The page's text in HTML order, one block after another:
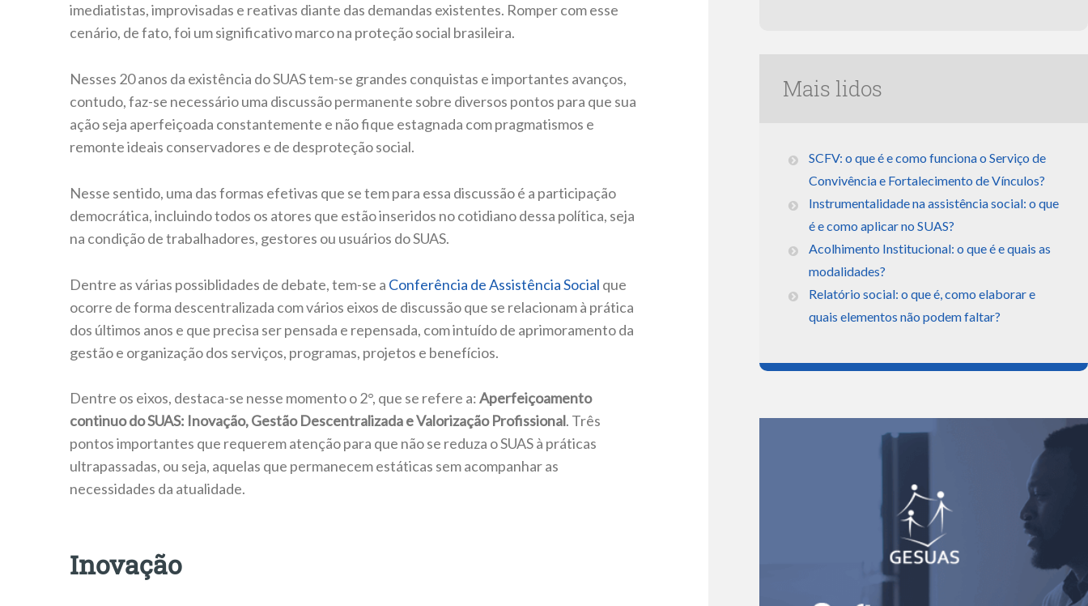
imediatistas, improvisadas e reativas diante das demandas existentes. Romper com esse
cenário, de fato, foi um significativo marco na proteção social brasileira.
Nesses 20 anos da existência do SUAS tem-se grandes conquistas e importantes avanços,
contudo, faz-se necessário uma discussão permanente sobre diversos pontos para que sua
ação seja aperfeiçoada constantemente e não fique estagnada com pragmatismos e
remonte ideais conservadores e de desproteção social.
Nesse sentido, uma das formas efetivas que se tem para essa discussão é a participação
democrática, incluindo todos os atores que estão inseridos no cotidiano dessa política, seja
na condição de trabalhadores, gestores ou usuários do SUAS.
Dentre as várias possiblidades de debate, tem-se a Conferência de Assistência Social que
ocorre de forma descentralizada com vários eixos de discussão que se relacionam à prática
dos últimos anos e que precisa ser pensada e repensada, com intuído de aprimoramento da
gestão e organização dos serviços, programas, projetos e benefícios.
Dentre os eixos, destaca-se nesse momento o 2°, que se refere a:Aperfeiçoamento
continuo do SUAS: Inovação, Gestão Descentralizada e Valorização Profissional. Três
pontos importantes que requerem atenção para que não se reduza o SUAS à práticas
ultrapassadas, ou seja, aquelas que permanecem estáticas sem acompanhar as
necessidades da atualidade.
Inovação
Mais lidos
SCFV: o que é e como funciona o Serviço de
Convivência e Fortalecimento de Vínculos?
Instrumentalidade na assistência social: o que
é e como aplicar no SUAS?
Acolhimento Institucional: o que é e quais as
modalidades?
Relatório social: o que é, como elaborar e
quais elementos não podem faltar?